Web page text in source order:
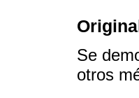
Se
otros